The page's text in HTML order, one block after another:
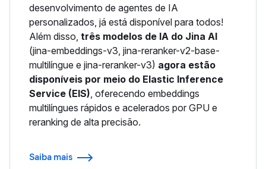
desenvolvimento de agentes de IA
personalizados, já está disponível para todos!
Além disso, três modelos de IA do Jina AI
(jina-embeddings-v3, jina-reranker-v2-base-
multilíngue e jina-reranker-v3) agora estão
disponíveis por meio do Elastic Inference
Service (EIS) , oferecendo embeddings
multilíngues rápidos e acelerados por GPU e
reranking de alta precisão.
Saiba mais